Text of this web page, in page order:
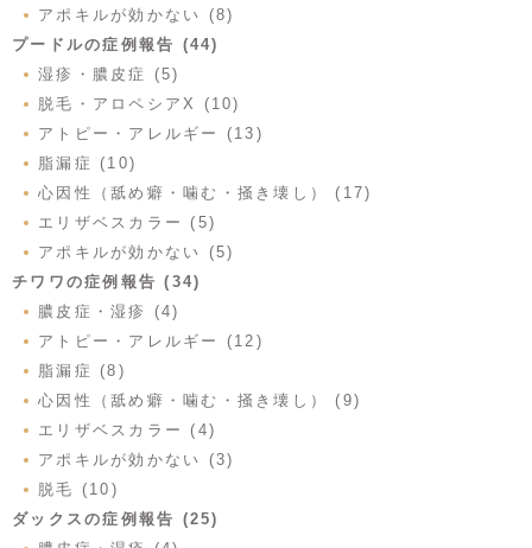
アポキルが効かない (8)
プードルの症例報告 (44)
湿疹・膿皮症 (5)
脱毛・アロペシアX (10)
アトピー・アレルギー (13)
脂漏症 (10)
心因性（舐め癖・噛む・掻き壊し） (17)
エリザベスカラー (5)
アポキルが効かない (5)
チワワの症例報告 (34)
膿皮症・湿疹 (4)
アトピー・アレルギー (12)
脂漏症 (8)
心因性（舐め癖・噛む・掻き壊し） (9)
エリザベスカラー (4)
アポキルが効かない (3)
脱毛 (10)
ダックスの症例報告 (25)